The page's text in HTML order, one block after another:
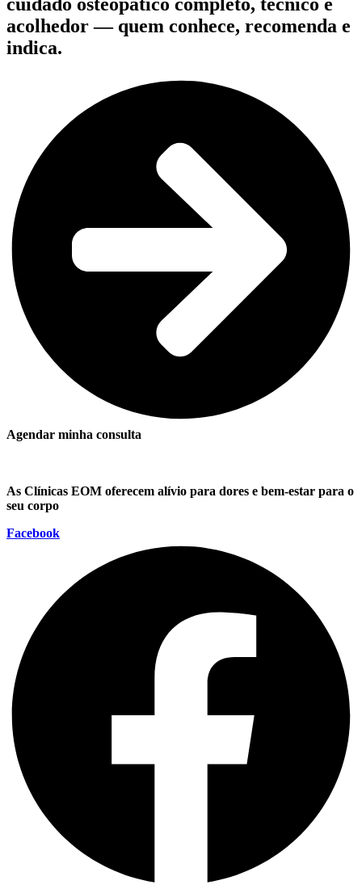
acolhedor — quem conhece, recomenda e
indica.
Agendar minha consulta
As Clínicas EOM oferecem alívio para dores e bem-estar para o
seu corpo
Facebook